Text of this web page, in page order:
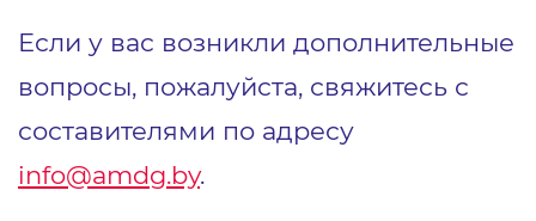
Если у вас возникли дополнительные
вопросы, пожалуйста, свяжитесь с
составителями по адресу
info@amdg.by.